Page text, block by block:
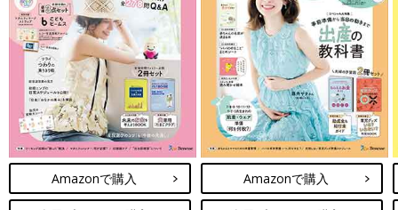
Amazonで購入 Amazonで購入